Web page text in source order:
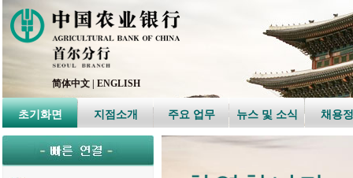
简体中文 ENGLISH
초기화면 지점소개 주요 업무 뉴스 및 소식 채용